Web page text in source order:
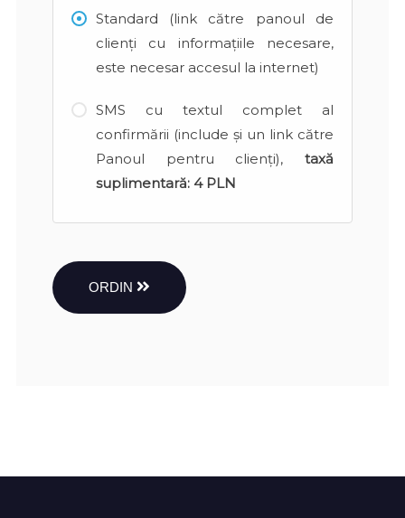
Standard (link către panoul de
clienți cu informațiile necesare,
este necesar accesul la internet)
SMS cu textul complet al
confirmării (include și un link către
Panoul pentru clienți), taxă
suplimentară: 4 PLN
ORDIN